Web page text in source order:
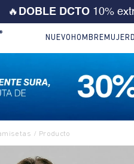
💙 ¡CORRE! Solo este
NUEVO HOMBRE MUJER